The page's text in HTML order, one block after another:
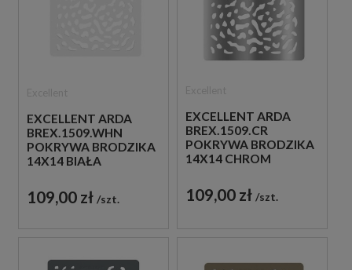
EXCELLENT ARDA
BREX.1509.WHN
POKRYWA BRODZIKA
14X14 BIAŁA
109,00 zł szt.
EXCELLENT ARDA
BREX.1509.CR
POKRYWA BRODZIKA
14X14 CHROM
109,00 zł szt.